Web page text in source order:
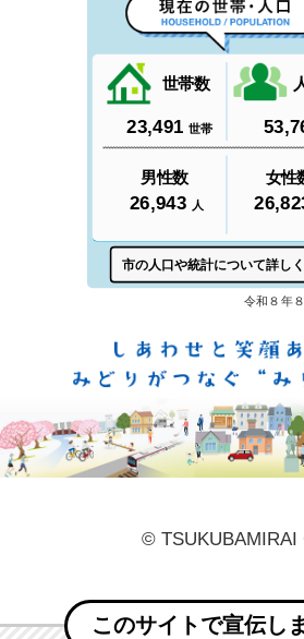
© TSUKUBAMIRAI
このサイトで宣伝し